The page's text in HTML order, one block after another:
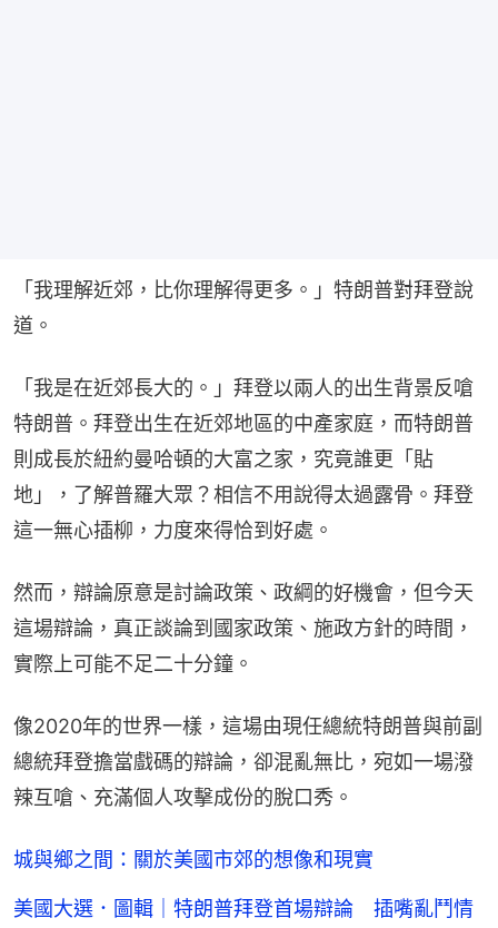
「我理解近郊，比你理解得更多。」特朗普對拜登說
道。
「我是在近郊長大的。」拜登以兩人的出生背景反嗆
特朗普。拜登出生在近郊地區的中產家庭，而特朗普
則成長於紐約曼哈頓的大富之家，究竟誰更「貼
地」，了解普羅大眾？相信不用說得太過露骨。拜登
這一無心插柳，力度來得恰到好處。
然而，辯論原意是討論政策、政綱的好機會，但今天
這場辯論，真正談論到國家政策、施政方針的時間，
實際上可能不足二十分鐘。
像2020年的世界一樣，這場由現任總統特朗普與前副
總統拜登擔當戲碼的辯論，卻混亂無比，宛如一場潑
辣互嗆、充滿個人攻擊成份的脫口秀。
城與鄉之間：關於美國市郊的想像和現實
美國大選．圖輯｜特朗普拜登首場辯論 插嘴亂鬥情